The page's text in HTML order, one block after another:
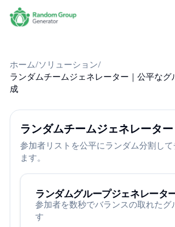
ホーム/ソリューション/
ランダムチームジェネレーター｜公平な
成
ランダムチームジェネレーター
参加者リストを公平にランダム分割し
ます。
ランダムグループジェネレータ
参加者を数秒でバランスの取れたグ
す